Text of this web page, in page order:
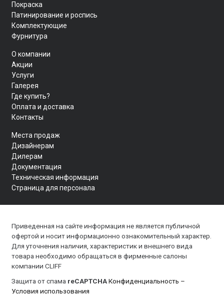
Покраска
Патинирование и роспись
Комплектующие
Фурнитура
О компании
Акции
Услуги
Галерея
Где купить?
Оплата и доставка
Контакты
Места продаж
Дизайнерам
Дилерам
Документация
Техническая информация
Страница для персонала
Приведенная на сайте информация не является публичной
офертой и носит информационно ознакомительный характер.
Для уточнения наличия, характеристик и внешнего вида
товара необходимо обращаться в фирменные салоны
компании CLIFF
Защита от спама reCAPTCHAКонфиденциальность –
Условия использования